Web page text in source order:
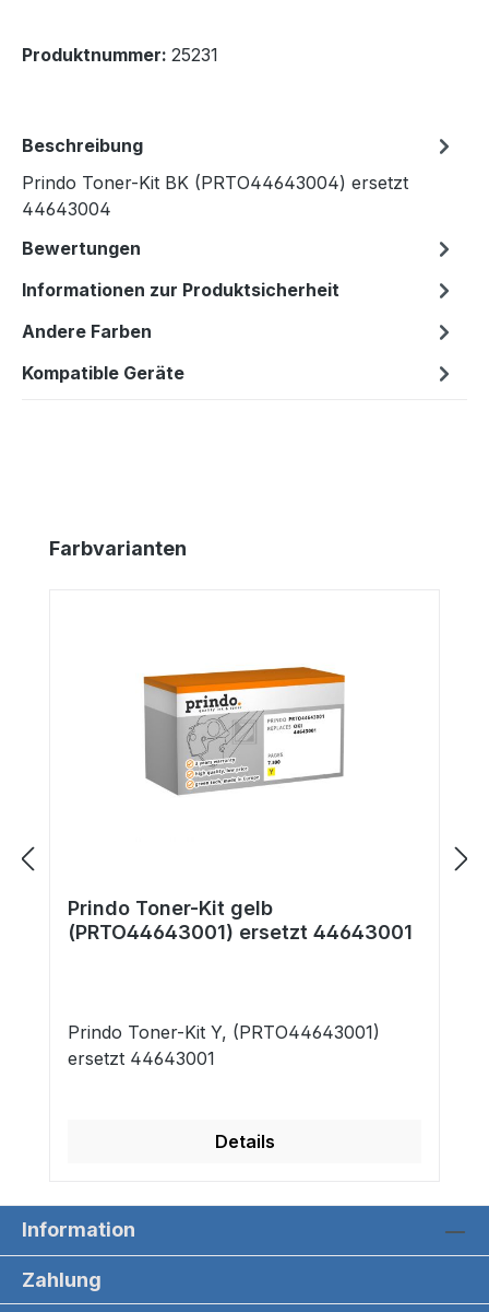
Produktnummer: 25231
Beschreibung
Prindo Toner-Kit BK (PRTO44643004) ersetzt
44643004
Bewertungen
Informationen zur Produktsicherheit
Andere Farben
Kompatible Geräte
Produktgalerie überspringen
Farbvarianten
Prindo Toner-Kit gelb
(PRTO44643001) ersetzt 44643001
Prindo Toner-Kit Y, (PRTO44643001)
ersetzt 44643001
Details
Information
Zahlung